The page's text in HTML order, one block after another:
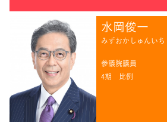
水岡俊一
みずおかしゅんいち
参議院議員
4期 比例